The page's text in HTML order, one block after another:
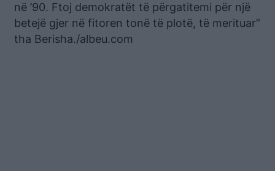
në ’90. Ftoj demokratët të përgatitemi për një
betejë gjer në fitoren tonë të plotë, të merituar”
tha Berisha./albeu.com